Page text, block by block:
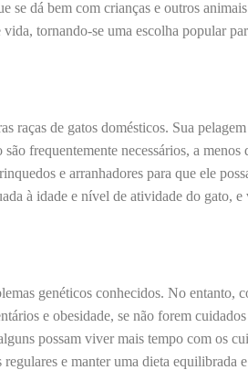
dá bem com crianças e outros
vida, tornando-se uma escolha popular
de gatos domésticos. Sua
frequentemente necessários, a menos
e arranhadores para que ele
à idade e nível de atividade do gato,
genéticos conhecidos. No entanto,
e obesidade, se não forem
possam viver mais tempo com os
e manter uma dieta equilibrada